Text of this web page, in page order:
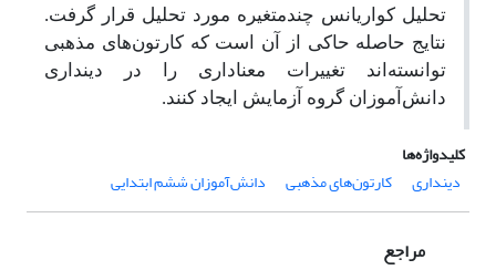
تحلیل کواریانس چند‌متغیره مورد تحلیل قرار گرفت.
نتایج حاصله حاکی از آن است که کارتون‌های مذهبی
توانسته‌اند تغییرات معناداری را در دینداری
دانش‌آموزان گروه آزمایش ایجاد کنند.
کلیدواژه‌ها
دینداری
کارتون‌های مذهبی دانش‌آموزان ششم ابتدایی
مراجع